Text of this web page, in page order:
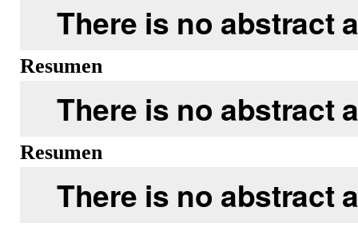
There is no abstract
Resumen
There is no abstract
Resumen
There is no abstract